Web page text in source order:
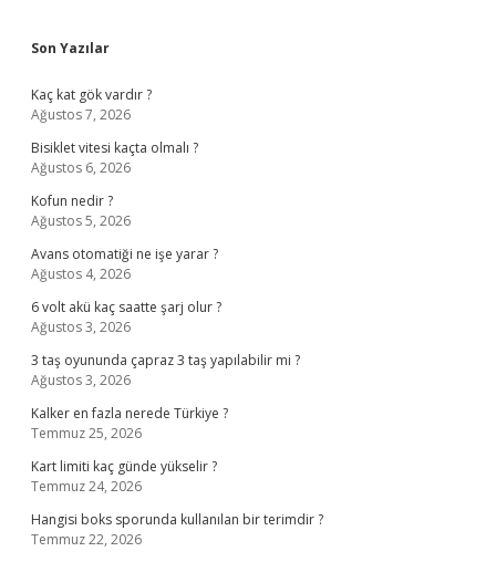
Sidebar
Son Yazılar
Kaç kat gök vardır ?
Ağustos 7, 2026
Bisiklet vitesi kaçta olmalı ?
Ağustos 6, 2026
Kofun nedir ?
Ağustos 5, 2026
Avans otomatiği ne işe yarar ?
Ağustos 4, 2026
6 volt akü kaç saatte şarj olur ?
Ağustos 3, 2026
3 taş oyununda çapraz 3 taş yapılabilir mi ?
Ağustos 3, 2026
Kalker en fazla nerede Türkiye ?
Temmuz 25, 2026
Kart limiti kaç günde yükselir ?
Temmuz 24, 2026
Hangisi boks sporunda kullanılan bir terimdir ?
Temmuz 22, 2026